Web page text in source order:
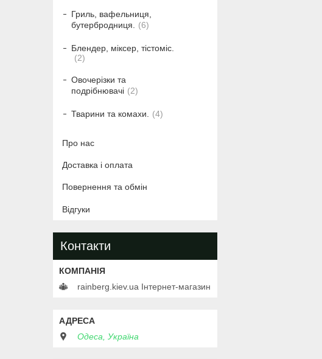
Гриль, вафельниця,
бутербродниця.
6
Блендер, міксер, тістоміс.
2
Овочерізки та
подрібнювачі
2
Тварини та комахи. 4
Про нас
Доставка і оплата
Повернення та обмін
Відгуки
Контакти
rainberg.kiev.ua Інтернет-магазин
Одеса, Україна